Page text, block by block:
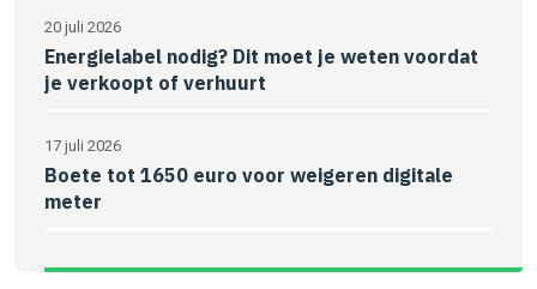
20 juli 2026
Energielabel nodig? Dit moet je weten voordat
je verkoopt of verhuurt
17 juli 2026
Boete tot 1650 euro voor weigeren digitale
meter